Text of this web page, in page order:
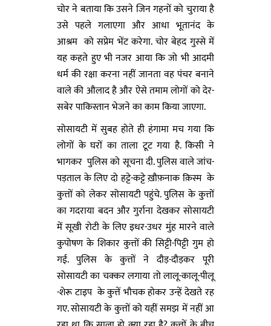
चोर ने बताया कि उसने जिन गहनों को चुराया है
उसे पहले गलाएगा और आधा भूतानंद के
आश्रम को सप्रेम भेंट करेगा. चोर बेहद गुस्से में
यह कहते हुए भी नजर आया कि जो भी आदमी
धर्म की रक्षा करना नहीं जानता वह पंचर बनाने
वाले की औलाद है और ऐसे तमाम लोगों को देर-
सबेर पाकिस्तान भेजने का काम किया जाएगा.
सोसायटी में सुबह होते ही हंगामा मच गया कि
लोगों के घरों का ताला टूट गया है. किसी ने
भागकर पुलिस को सूचना दी. पुलिस वाले जांच-
पड़ताल के लिए दो हट्टे-कट्टे ख़ौफ़नाक क़िस्म के
कुत्तों को लेकर सोसायटी पहुंचे. पुलिस के कुत्तों
का गदराया बदन और गुर्राना देखकर सोसायटी
में सूखी रोटी के लिए इधर-उधर मुंह मारने वाले
कुपोषण के शिकार कुत्तों की सिट्टी-पिट्टी गुम हो
गई. पुलिस के कुत्तों ने दौड़-दौड़कर पूरी
सोसायटी का चक्कर लगाया तो लालू-कालू-पीलू
-शेरू टाइप के कुत्तें भौचक होकर उन्हें देखते रह
गए. सोसायटी के कुत्तों को यहीं समझ में नहीं आ